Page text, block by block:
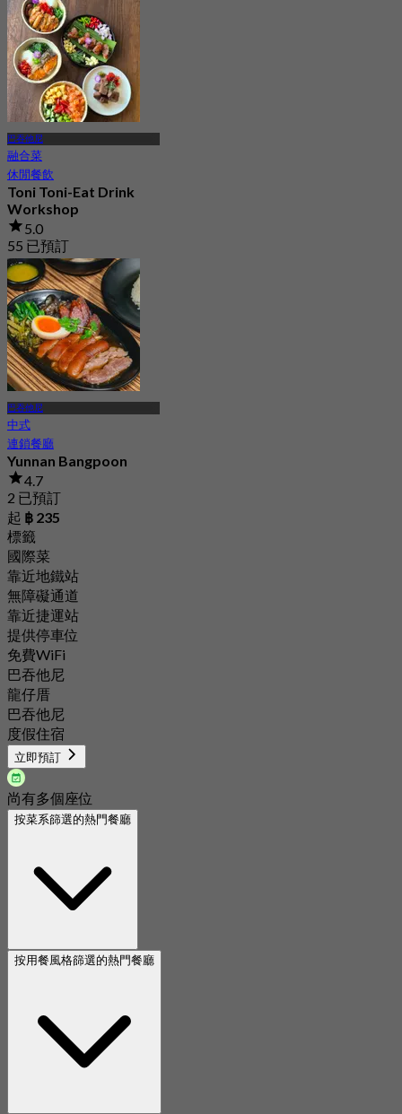
巴吞他尼
融合菜
休閒餐飲
Toni Toni-Eat Drink
Workshop
5.0
55 已預訂
起฿ 342.5
巴吞他尼
中式
連鎖餐廳
Yunnan Bangpoon
4.7
2 已預訂
起 ฿ 235
標籤
國際菜
靠近地鐵站
無障礙通道
靠近捷運站
提供停車位
免費WiFi
巴吞他尼
龍仔厝
巴吞他尼
度假住宿
立即預訂
尚有多個座位
按菜系篩選的熱門餐廳
按用餐風格篩選的熱門餐廳